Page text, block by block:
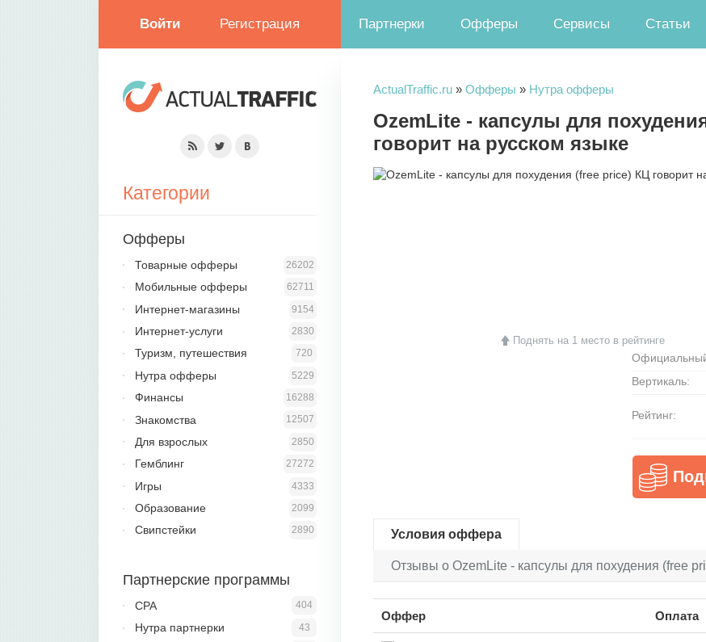
Войти Регистрация Партнерки Офферы Сервисы Статьи
ActualTraffic.ru » Офферы » Нутра офферы
OzemLite - капсулы для
говорит на русском языке
Поднять на 1 место в рейтинге
Вертикаль:
Рейтинг:
Условия оффера
Отзывы о OzemLite - капсулы для похудения (free
Оффер Оплата
Категории
Офферы
26202
Товарные офферы
62711
Мобильные офферы
9154
Интернет-магазины
2830
Интернет-услуги
720
Туризм, путешествия
5229
Нутра офферы
16288
Финансы
12507
Знакомства
2850
Для взрослых
27272
Гемблинг
4333
Игры
2099
Образование
2890
Свипстейки
Партнерские программы
404
CPA
43
Нутра партнерки